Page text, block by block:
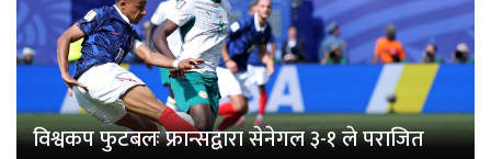
विश्वकप फुटबलः फ्रान्सद्वारा सेनेगल ३-१ ले पराजित